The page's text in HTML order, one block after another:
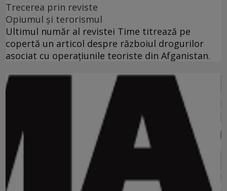
Trecerea prin reviste
Opiumul şi terorismul
Ultimul număr al revistei Time titrează pe
copertă un articol despre războiul drogurilor
asociat cu operaţiunile teoriste din Afganistan.